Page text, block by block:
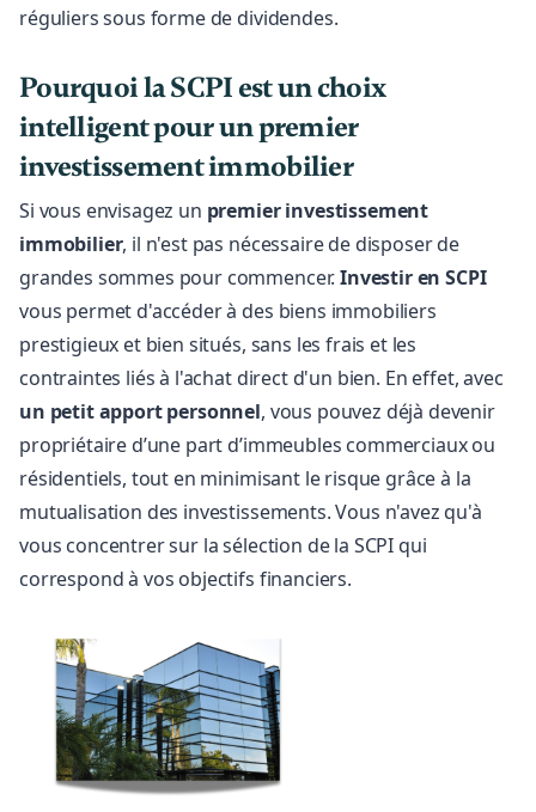
réguliers sous forme de dividendes.
Pourquoi la SCPI est un choix
intelligent pour un premier
investissement immobilier
Si vous envisagez un premier investissement
immobilier, il n'est pas nécessaire de disposer de
grandes sommes pour commencer.Investir en SCPI
vous permet d'accéder à des biens immobiliers
prestigieux et bien situés, sans les frais et les
contraintes liés à l'achat direct d'un bien. En effet, avec
un petit apport personnel, vous pouvez déjà devenir
propriétaire d’une part d’immeubles commerciaux ou
résidentiels, tout en minimisant le risque grâce à la
mutualisation des investissements. Vous n'avez qu'à
vous concentrer sur la sélection de la SCPI qui
correspond à vos objectifs financiers.